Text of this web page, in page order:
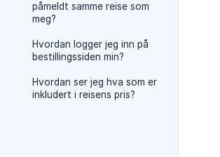
påmeldt samme reise som
meg?
Hvordan logger jeg inn på
bestillingssiden min?
Hvordan ser jeg hva som er
inkludert i reisens pris?